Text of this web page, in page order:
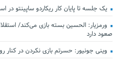
یک جلسه تا پایان کار ریکاردو ساپینتو در
ورمزیار: الحسین بسته بازی می‌کند/
صعود دارد
وینی جونیور: حسرتم بازی نکردن در کنار